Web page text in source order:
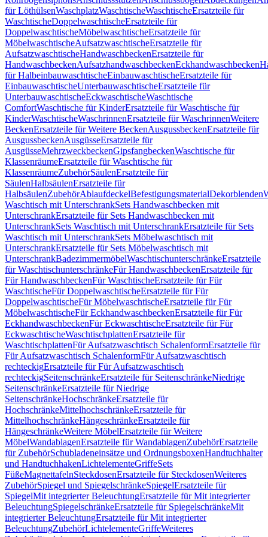
für LöthülsenWaschplatzWaschtischeWaschtischeErsatzteile für
WaschtischeDoppelwaschtischeErsatzteile für
DoppelwaschtischeMöbelwaschtischeErsatzteile für
MöbelwaschtischeAufsatzwaschtischeErsatzteile für
AufsatzwaschtischeHandwaschbeckenErsatzteile für
HandwaschbeckenAufsatzhandwaschbeckenEckhandwaschbecken
für HalbeinbauwaschtischeEinbauwaschtischeErsatzteile für
EinbauwaschtischeUnterbauwaschtischeErsatzteile für
UnterbauwaschtischeEckwaschtischeWaschtische
ComfortWaschtische für KinderErsatzteile für Waschtische für
KinderWaschtischeWaschrinnenErsatzteile für WaschrinnenWeitere
BeckenErsatzteile für Weitere BeckenAusgussbeckenErsatzteile für
AusgussbeckenAusgüsseErsatzteile für
AusgüsseMehrzweckbeckenGipsfangbeckenWaschtische für
KlassenräumeErsatzteile für Waschtische für
KlassenräumeZubehörSäulenErsatzteile für
SäulenHalbsäulenErsatzteile für
HalbsäulenZubehörAblaufdeckelBefestigungsmaterialDekorblenden
Waschtisch mit UnterschrankSets Handwaschbecken mit
UnterschrankErsatzteile für Sets Handwaschbecken mit
UnterschrankSets Waschtisch mit UnterschrankErsatzteile für Sets
Waschtisch mit UnterschrankSets Möbelwaschtisch mit
UnterschrankErsatzteile für Sets Möbelwaschtisch mit
UnterschrankBadezimmermöbelWaschtischunterschränkeErsatzteile
für WaschtischunterschränkeFür HandwaschbeckenErsatzteile für
Für HandwaschbeckenFür WaschtischeErsatzteile für Für
WaschtischeFür DoppelwaschtischeErsatzteile für Für
DoppelwaschtischeFür MöbelwaschtischeErsatzteile für Für
MöbelwaschtischeFür EckhandwaschbeckenErsatzteile für Für
EckhandwaschbeckenFür EckwaschtischeErsatzteile für Für
EckwaschtischeWaschtischplattenErsatzteile für
WaschtischplattenFür Aufsatzwaschtisch SchalenformErsatzteile für
Für Aufsatzwaschtisch SchalenformFür Aufsatzwaschtisch
rechteckigErsatzteile für Für Aufsatzwaschtisch
rechteckigSeitenschränkeErsatzteile für SeitenschränkeNiedrige
SeitenschränkeErsatzteile für Niedrige
SeitenschränkeHochschränkeErsatzteile für
HochschränkeMittelhochschränkeErsatzteile für
MittelhochschränkeHängeschränkeErsatzteile für
HängeschränkeWeitere MöbelErsatzteile für Weitere
MöbelWandablagenErsatzteile für WandablagenZubehörErsatzteile
für ZubehörSchubladeneinsätze und OrdnungsboxenHandtuchhalter
und HandtuchhakenLichtelementeGriffeSets
FüßeMagnettafelnSteckdosenErsatzteile für SteckdosenWeiteres
ZubehörSpiegel und SpiegelschränkeSpiegelErsatzteile für
SpiegelMit integrierter BeleuchtungErsatzteile für Mit integrierter
BeleuchtungSpiegelschränkeErsatzteile für SpiegelschränkeMit
integrierter BeleuchtungErsatzteile für Mit integrierter
BeleuchtungZubehörLichtelementeGriffeWeiteres